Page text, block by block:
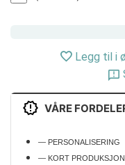
Legg til i
VÅRE
— PERSONALISERING
— KORT